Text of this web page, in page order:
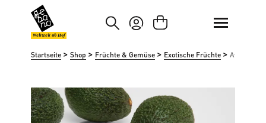
Hauptinhalt springen
Zur Suche springen
Weltweit ab Hof
Startseite > Shop > Früchte & Gemüse > Exotische Früchte > Avocados
Bildergalerie überspringen